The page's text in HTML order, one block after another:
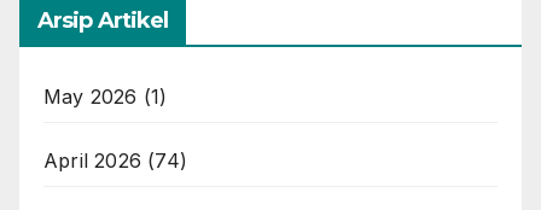
Arsip Artikel
May 2026 (1)
April 2026 (74)